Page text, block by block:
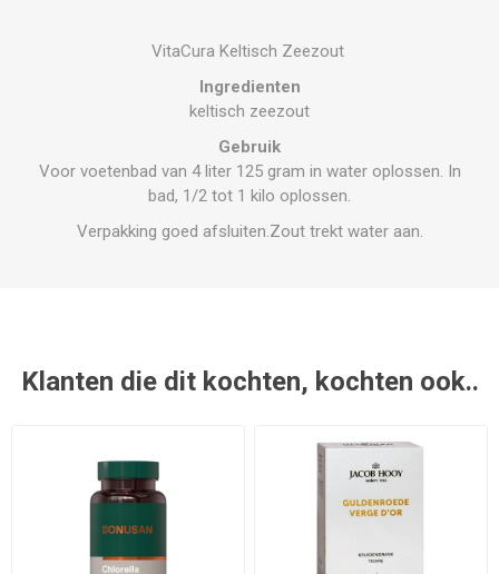
VitaCura Keltisch Zeezout
Ingredienten
keltisch zeezout
Gebruik
Voor voetenbad van 4 liter 125 gram in water oplossen. In
bad, 1/2 tot 1 kilo oplossen.
Verpakking goed afsluiten.Zout trekt water aan.
Klanten die dit kochten, kochten ook..